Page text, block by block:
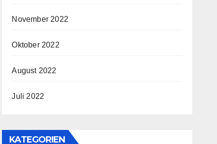
November 2022
Oktober 2022
August 2022
Juli 2022
KATEGORIEN